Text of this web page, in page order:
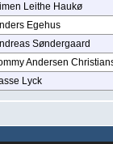
Leithe Haukø
Egehus
Søndergaard
Andersen
Lyck